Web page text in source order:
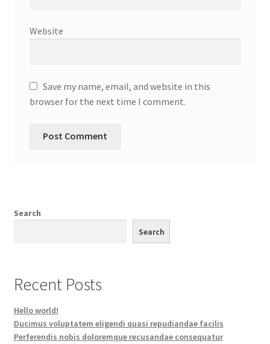
Website
Save my name, email, and website in this
browser for the next time I comment.
Search
Search
Recent Posts
Hello world!
Ducimus voluptatem eligendi quasi repudiandae facilis
Perferendis nobis doloremque recusandae consequatur